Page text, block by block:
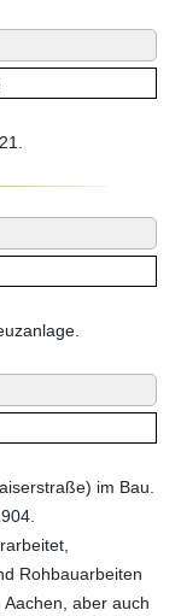
im Bau.
Rohbauarbeiten
aber auch